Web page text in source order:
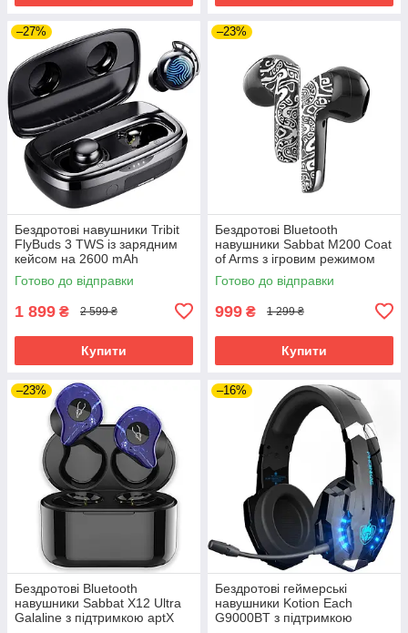
–27%
Бездротові навушники Tribit
FlyBuds 3 TWS із зарядним
кейсом на 2600 mAh
(Чорний)
Готово до відправки
1 899 ₴ 2 599 ₴
Купити
–23%
Бездротові Bluetooth
навушники Sabbat M200 Coat
of Arms з ігровим режимом
(Чорно-білий)
Готово до відправки
999 ₴ 1 299 ₴
Купити
–23%
Бездротові Bluetooth
навушники Sabbat X12 Ultra
Galaline з підтримкою aptX
–16%
Бездротові геймерські
навушники Kotion Each
G9000BT з підтримкою